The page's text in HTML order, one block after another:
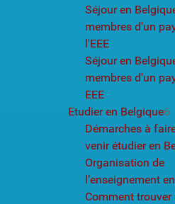
Séjour en
membres d'un
l'EEE
Séjour en
membres d'un
EEE
Etudier en Belgique6
Démarches à
venir étudier en
Organisation de
l’enseignement
Comment trouver